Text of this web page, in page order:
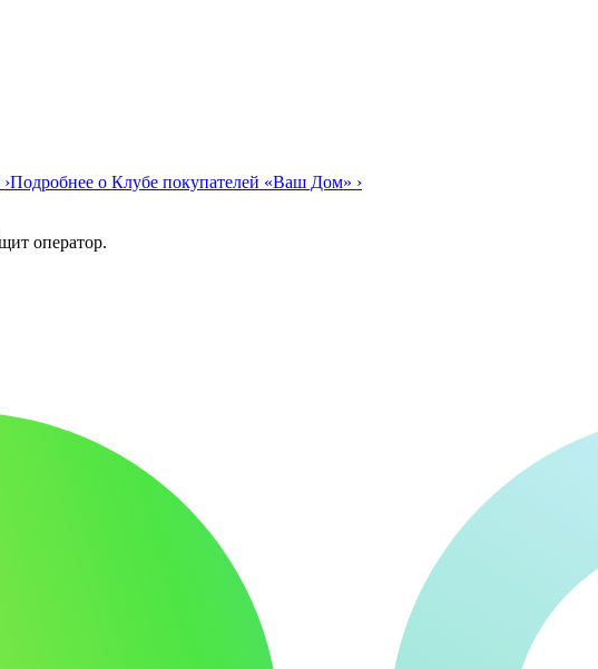
›Подробнее о Клубе покупателей «Ваш Дом» ›
оператор.